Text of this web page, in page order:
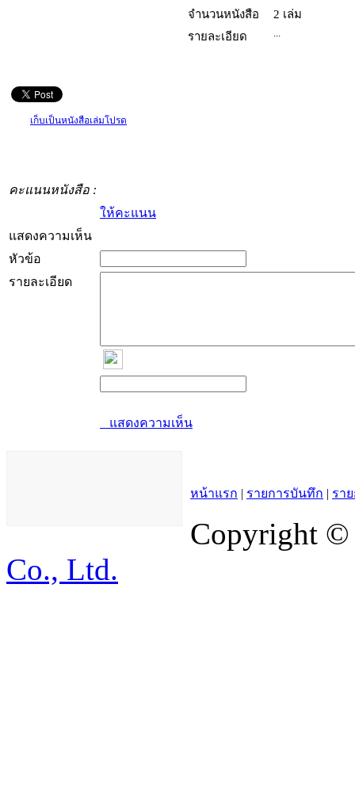
จำนวนหนังสือ
2 เล่ม
รายละเอียด
...
เก็บเป็นหนังสือเล่มโปรด
คะแนนหนังสือ :
ให้คะแนน
แสดงความเห็น
หัวข้อ
รายละเอียด
แสดงความเห็น
หน้าแรก | รายการบันทึก | รา
Copyright
Co., Ltd.